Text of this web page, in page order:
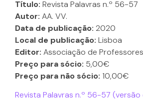
Título: Revista Palavras n.º 56-57
Autor: AA. VV.
Data de publicação: 2020
Local de publicação: Lisboa
Editor: Associação de
Preço para sócio: 5,00€
Preço para não sócio: 10,00€
Revista Palavras n.º 56-57 (versão